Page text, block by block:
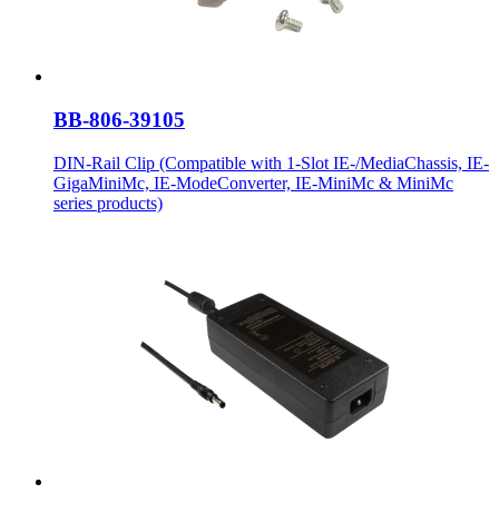
BB-806-39105
DIN-Rail Clip (Compatible with 1-Slot IE-/MediaChassis, IE-
GigaMiniMc, IE-ModeConverter, IE-MiniMc & MiniMc
series products)